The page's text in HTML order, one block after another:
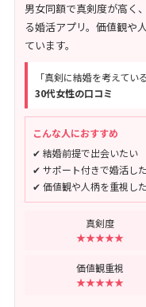
男女同額で真剣度が高く
る婚活アプリ。価値観や
ています。
「真剣に結婚を考えてい
30代女性の口コミ
こんな人におすすめ
✔ 結婚前提で出会いたい
✔ サポート付きで婚活し
✔ 価値観や人柄を重視し
真剣度
★★★★★
価値観重視
★★★★★